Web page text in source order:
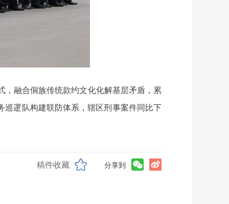
，融合侗族传统款约文化化解基层矛盾，累
巡逻队构建联防体系，辖区刑事案件同比下
稿件收藏 分享到